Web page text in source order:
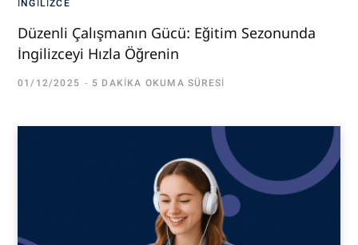
İNGILIZCE
Düzenli Çalışmanın Gücü: Eğitim Sezonunda
İngilizceyi Hızla Öğrenin
01/12/2025 5 DAKIKA OKUMA SÜRESI